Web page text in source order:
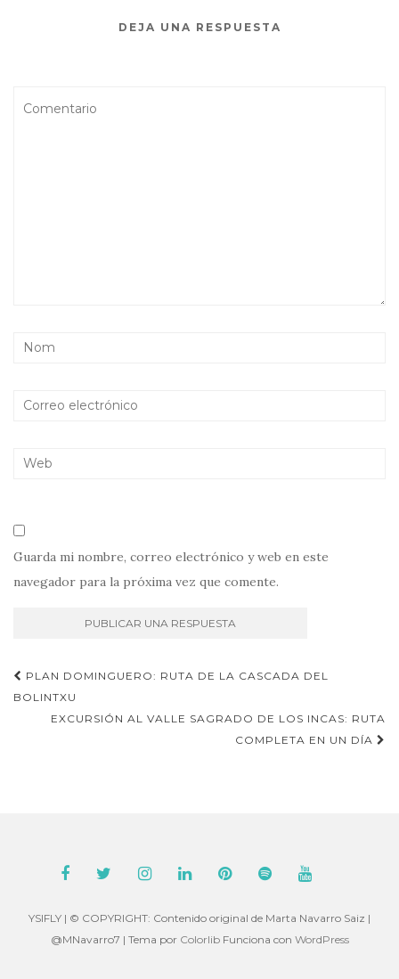
DEJA UNA RESPUESTA
Guarda mi nombre, correo electrónico y web en este
navegador para la próxima vez que comente.
Navegación
de
entradas
PLAN DOMINGUERO: RUTA DE LA CASCADA DEL
BOLINTXU
EXCURSIÓN AL VALLE SAGRADO DE LOS INCAS: RUTA
COMPLETA EN UN DÍA
YSIFLY | © COPYRIGHT: Contenido original de Marta Navarro Saiz |
@MNavarro7 | Tema por ColorlibFunciona con WordPress